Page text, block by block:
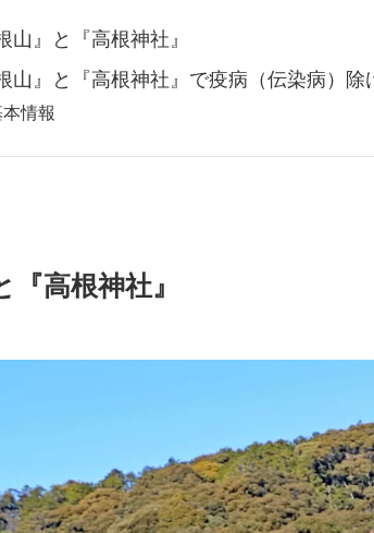
山』と『高根神社』
山』と『高根神社』で疫病（伝染病）除
情報
『高根神社』